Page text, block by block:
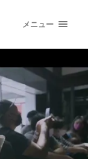
メニュー